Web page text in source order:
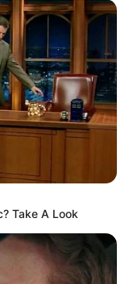
Take A Look